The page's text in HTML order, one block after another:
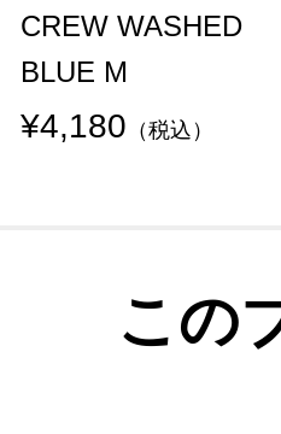
CREW WASHED
BLUE M
¥4,180 （税込）
この